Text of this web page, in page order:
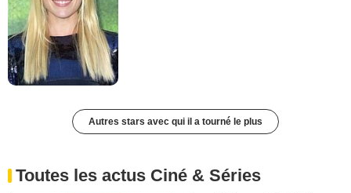
Autres stars avec qui il a tourné le plus
Toutes les actus Ciné & Séries